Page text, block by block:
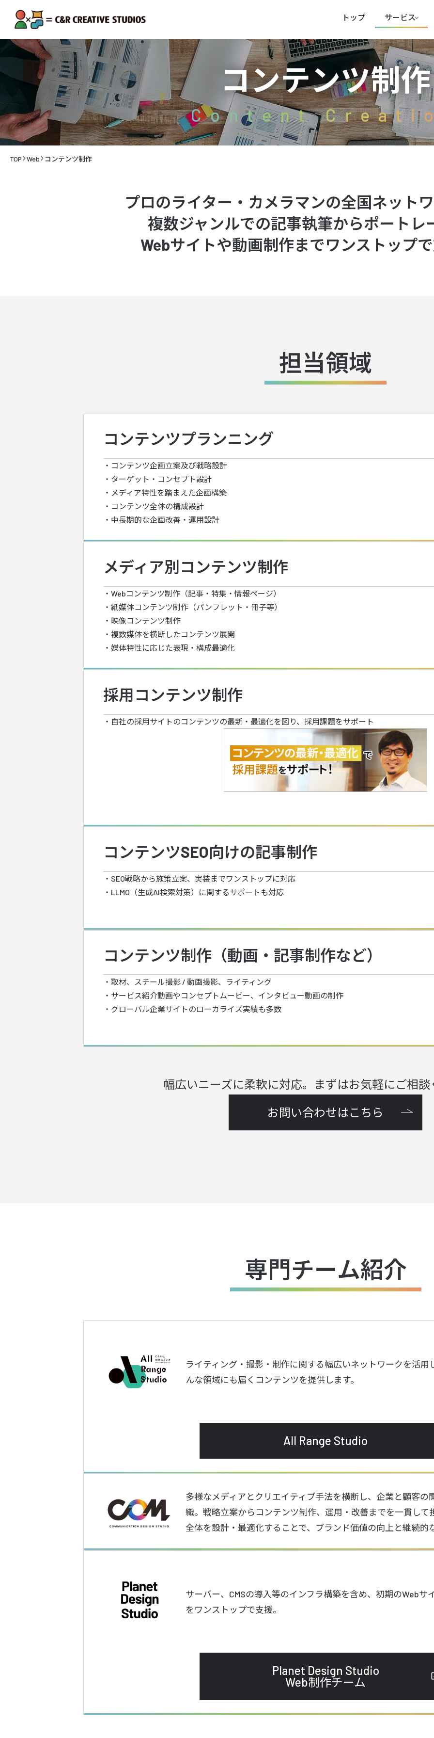
トップ サービス
コンテンツ制作
Content
TOP Web コンテンツ制作
プロのライター・カメラマンの全国ネット
複数ジャンルでの記事執筆からポートレ
Webサイトや動画制作までワンストップ
担当領域
コンテンツプランニング
・コンテンツ企画立案及び戦略設計
・ターゲット・コンセプト設計
・メディア特性を踏まえた企画構築
・コンテンツ全体の構成設計
・中長期的な企画改善・運用設計
メディア別コンテンツ制作
・Webコンテンツ制作（記事・特集・情報ページ）
・紙媒体コンテンツ制作（パンフレット・冊子等）
・映像コンテンツ制作
・複数媒体を横断したコンテンツ展開
・媒体特性に応じた表現・構成最適化
採用コンテンツ制作
・自社の採用サイトのコンテンツの最新・最適化を図り、採用課題をサポート
コンテンツSEO向けの記事制作
・SEO戦略から施策立案、実装までワンストップに対応
・LLMO（生成AI検索対策）に関するサポートも対応
コンテンツ制作（動画・記事制作など）
・取材、スチール撮影 / 動画撮影、ライティング
・サービス紹介動画やコンセプトムービー、インタビュー動画の制作
・グローバル企業サイトのローカライズ実績も多数
幅広いニーズに柔軟に対応。まずはお気軽にご相談
お問い合わせはこちら
専門チーム紹介
ライティング・撮影・制作に関する幅広いネットワークを活用
んな領域にも届くコンテンツを提供します。
All Range Studio
多様なメディアとクリエイティブ手法を横断し、企業と顧客の
織。戦略立案からコンテンツ制作、運用・改善までを一貫して
全体を設計・最適化することで、ブランド価値の向上と継続的
サーバー、CMSの導入等のインフラ構築を含め、初期のWebサ
をワンストップで支援。
Planet Design Studio
Web制作チーム